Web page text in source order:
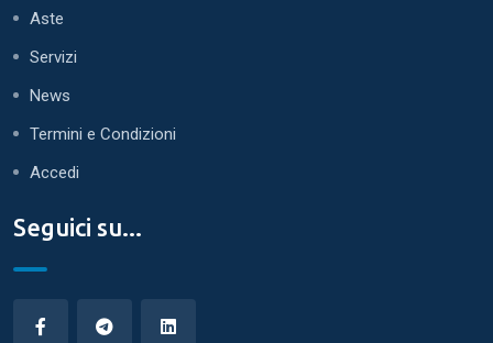
Aste
Servizi
News
Termini e Condizioni
Accedi
Seguici su...